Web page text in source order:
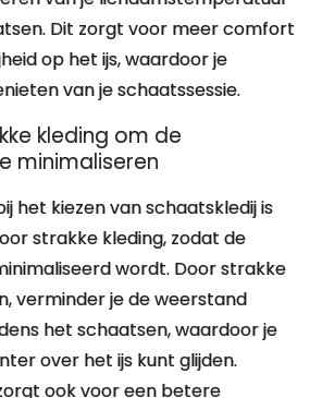
Dit zorgt voor meer comfort
op het ijs, waardoor je
van je schaatssessie.
kleding om de
minimaliseren
het kiezen van schaatskledij is
strakke kleding, zodat de
wordt. Door strakke
verminder je de weerstand
het schaatsen, waardoor je
over het ijs kunt glijden.
ook voor een betere